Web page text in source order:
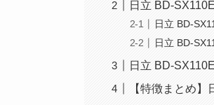
日立 BD-
日立 BD-
日立 BD-
日立 BD-
【特徴まとめ